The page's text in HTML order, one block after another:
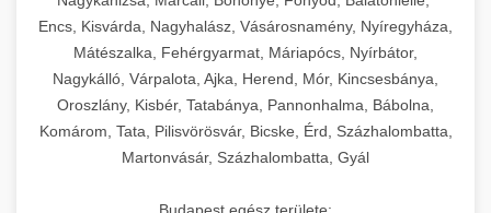
Encs, Kisvárda, Nagyhalász, Vásárosnamény, Nyíregyháza,
Mátészalka, Fehérgyarmat, Máriapócs, Nyírbátor,
Nagykálló, Várpalota, Ajka, Herend, Mór, Kincsesbánya,
Oroszlány, Kisbér, Tatabánya, Pannonhalma, Bábolna,
Komárom, Tata, Pilisvörösvár, Bicske, Érd, Százhalombatta,
Martonvásár, Százhalombatta, Gyál